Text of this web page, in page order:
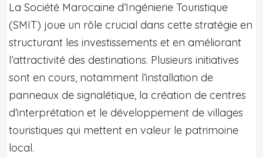
La Société Marocaine d’Ingénierie Touristique
(SMIT) joue un rôle crucial dans cette stratégie en
structurant les investissements et en améliorant
l’attractivité des destinations. Plusieurs initiatives
sont en cours, notamment l’installation de
panneaux de signalétique, la création de centres
d’interprétation et le développement de villages
touristiques qui mettent en valeur le patrimoine
local.